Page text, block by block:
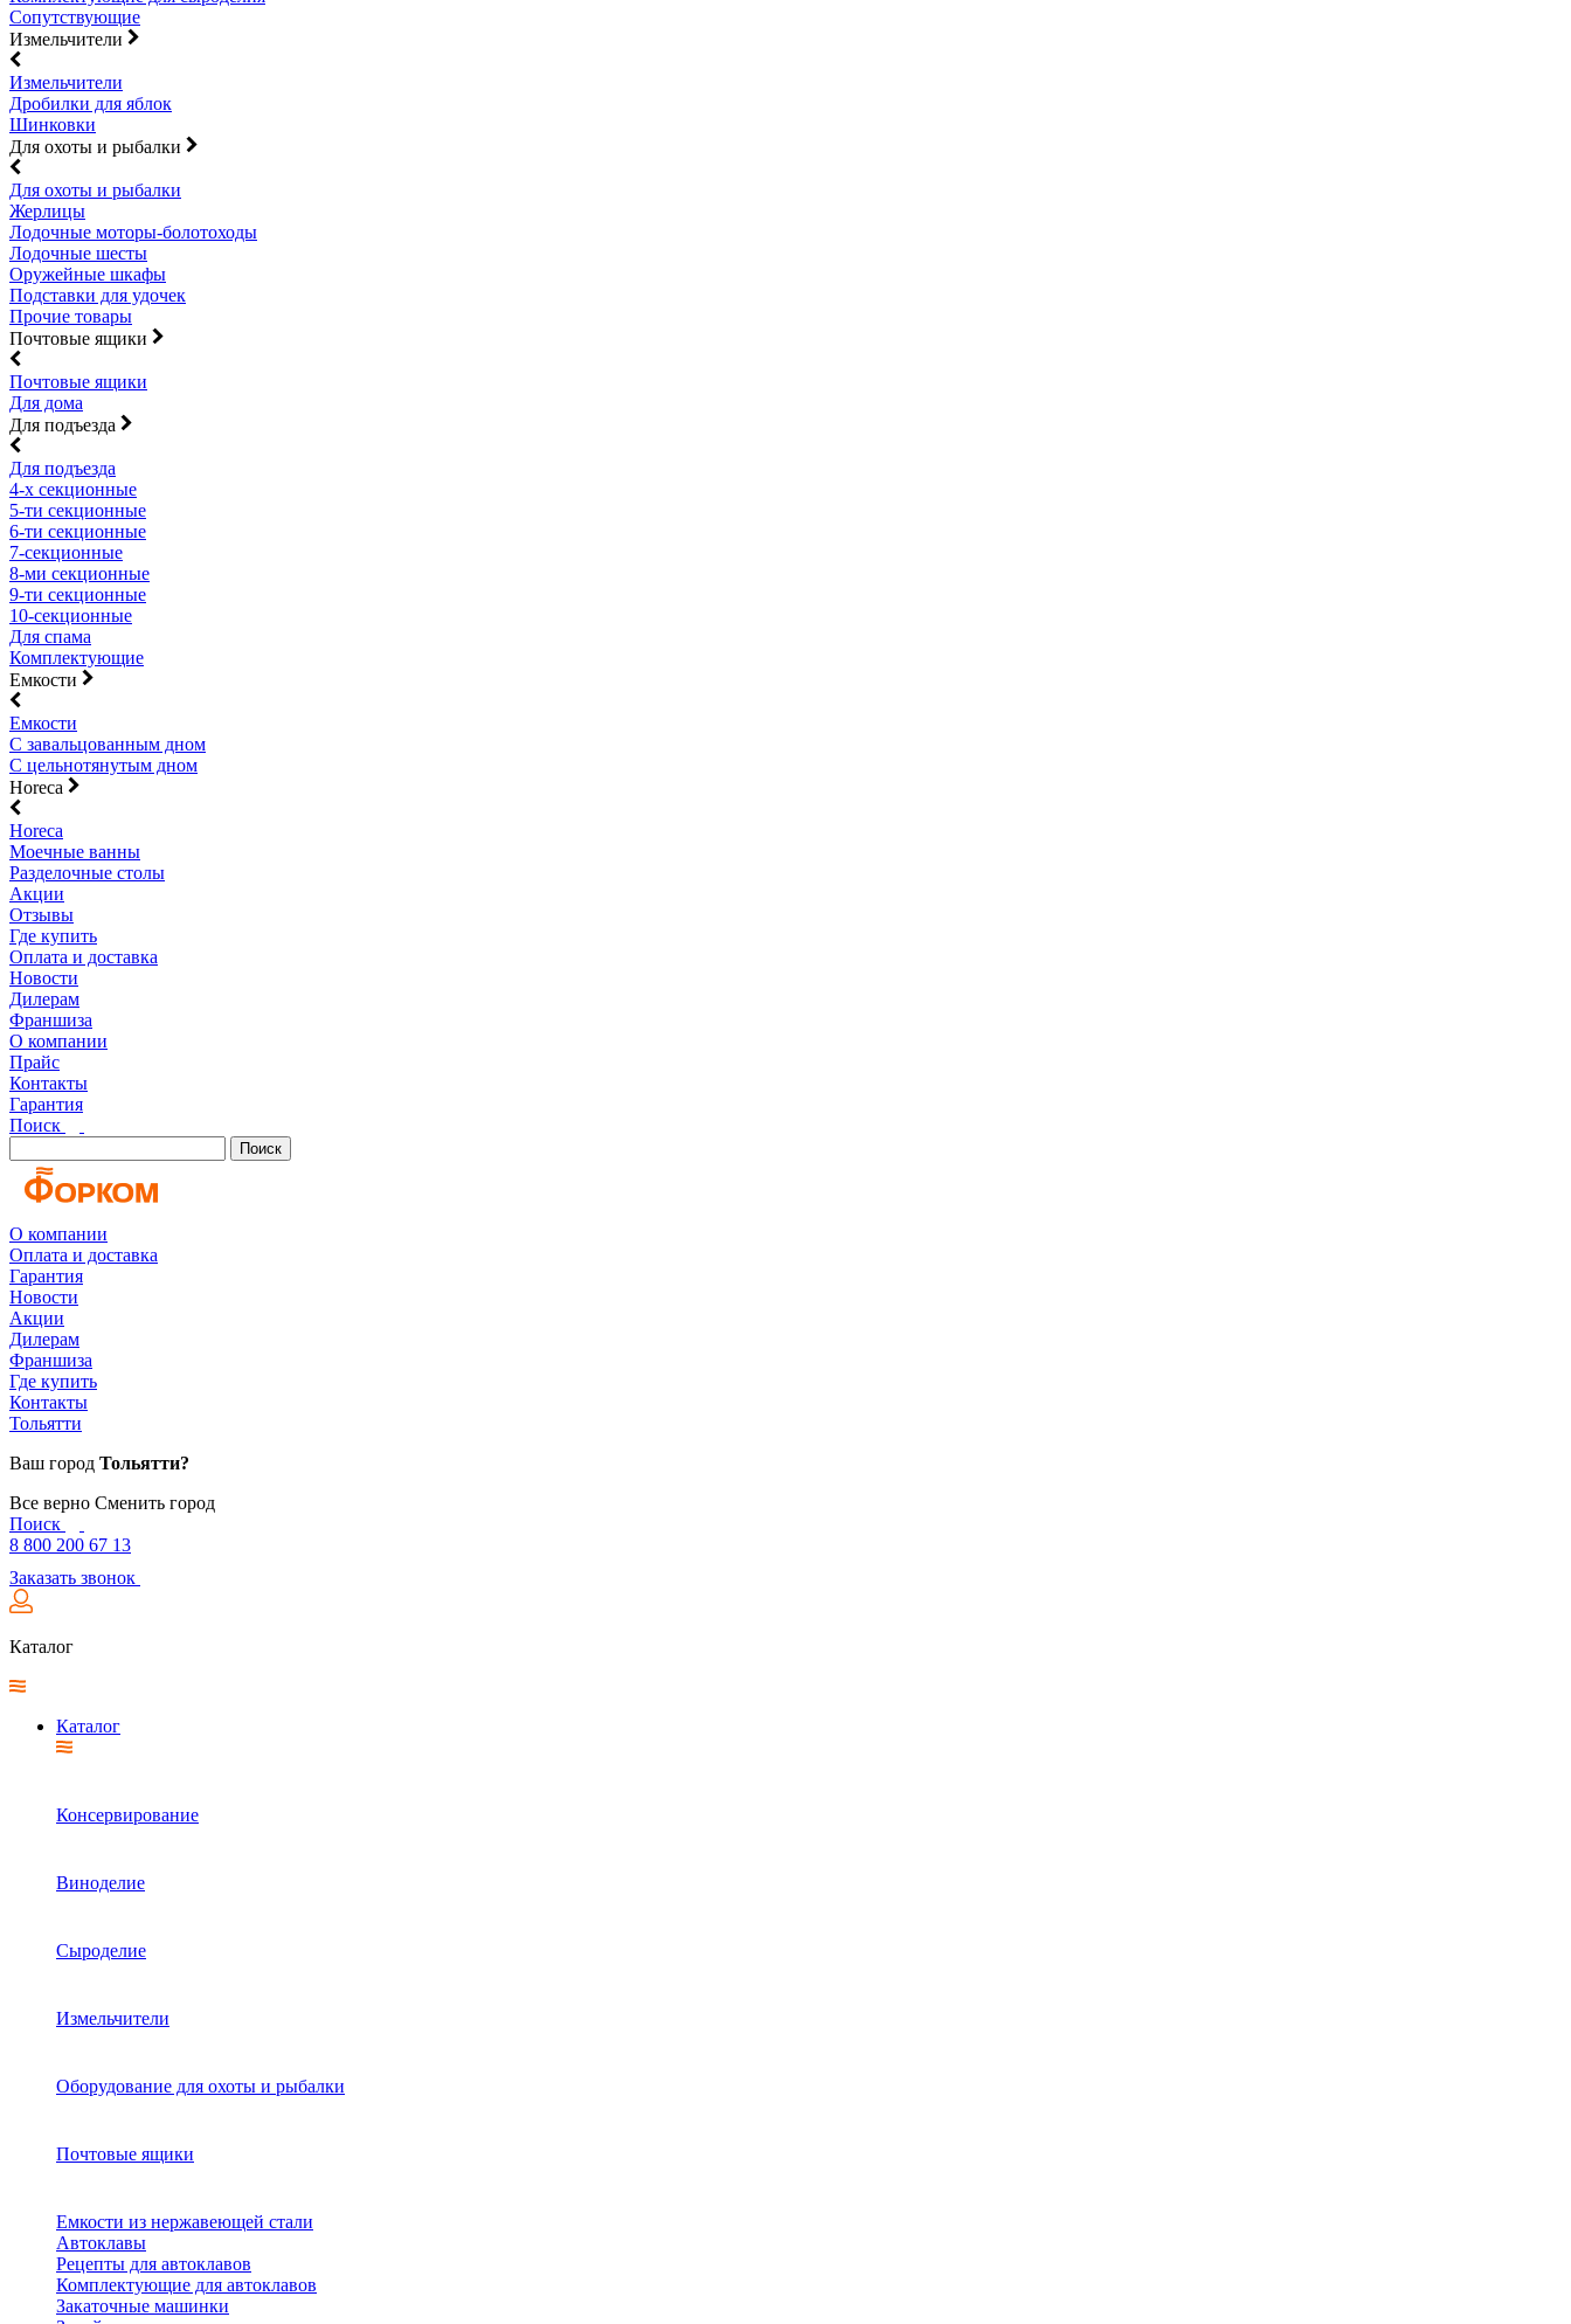
Сопутствующие
Измельчители
Измельчители
Дробилки для яблок
Шинковки
Для охоты и рыбалки
Для охоты и рыбалки
Жерлицы
Лодочные моторы-болотоходы
Лодочные шесты
Оружейные шкафы
Подставки для удочек
Прочие товары
Почтовые ящики
Почтовые ящики
Для дома
Для подъезда
Для подъезда
4-х секционные
5-ти секционные
6-ти секционные
7-секционные
8-ми секционные
9-ти секционные
10-секционные
Для спама
Комплектующие
Емкости
Емкости
С завальцованным дном
С цельнотянутым дном
Horeca
Horeca
Моечные ванны
Разделочные столы
Акции
Отзывы
Где купить
Оплата и доставка
Новости
Дилерам
Франшиза
О компании
Прайс
Контакты
Гарантия
Поиск
Поиск
О компании
Оплата и доставка
Гарантия
Новости
Акции
Дилерам
Франшиза
Где купить
Контакты
Тольятти
Ваш город Тольятти?
Все верно Сменить город
Поиск
8 800 200 67 13
Заказать звонок
Каталог
Каталог
Консервирование
Виноделие
Сыроделие
Измельчители
Оборудование для охоты и рыбалки
Почтовые ящики
Емкости из нержавеющей стали
Автоклавы
Рецепты для автоклавов
Комплектующие для автоклавов
Закаточные машинки